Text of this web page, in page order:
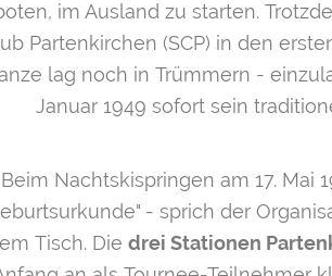
im Ausland zu starten.
Partenkirchen (SCP) in den
lag noch in Trümmern -
Januar 1949 sofort sein
Beim Nachtskispringen am 17.
- sprich der
Tisch. Die drei Stationen